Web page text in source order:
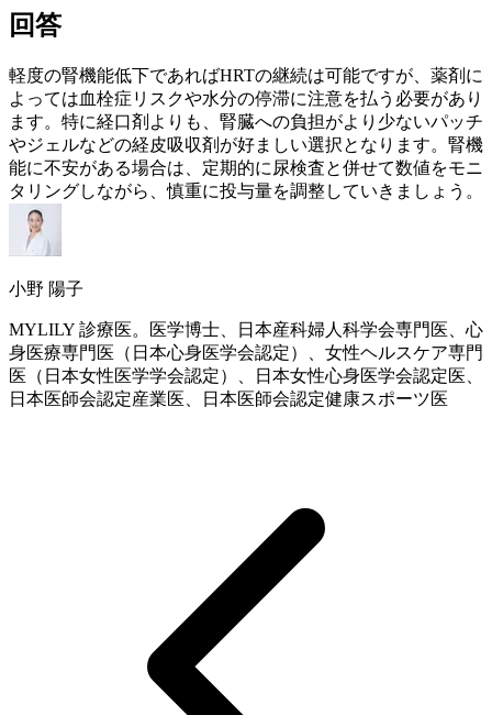
回答
軽度の腎機能低下であればHRTの継続は可能ですが、薬剤に
よっては血栓症リスクや水分の停滞に注意を払う必要があり
ます。特に経口剤よりも、腎臓への負担がより少ないパッチ
やジェルなどの経皮吸収剤が好ましい選択となります。腎機
能に不安がある場合は、定期的に尿検査と併せて数値をモニ
タリングしながら、慎重に投与量を調整していきましょう。
小野 陽子
MYLILY 診療医。医学博士、日本産科婦人科学会専門医、心
身医療専門医（日本心身医学会認定）、女性ヘルスケア専門
医（日本女性医学学会認定）、日本女性心身医学会認定医、
日本医師会認定産業医、日本医師会認定健康スポーツ医